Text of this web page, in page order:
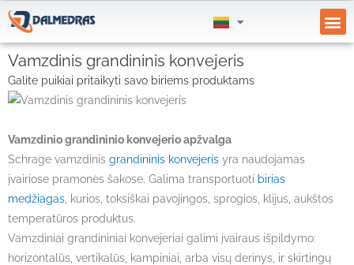
Vamzdinis grandininis konvejeris
Galite puikiai pritaikyti savo biriems produktams
Vamzdinio grandininio konvejerio apžvalga
Schrage vamzdinis grandininis konvejeris yra naudojamas
įvairiose pramonės šakose. Galima transportuoti birias
medžiagas , kurios, toksiškai pavojingos, sprogios, klijus, aukštos
temperatūros produktus.
Vamzdiniai grandininiai konvejeriai galimi įvairaus išpildymo:
horizontalūs, vertikalūs, kampiniai, arba visų derinys, ir skirtingų